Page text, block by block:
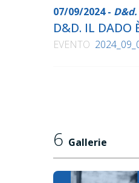
07/09/2024 -
D&D. IL DADO
EVENTO
6 Gallerie